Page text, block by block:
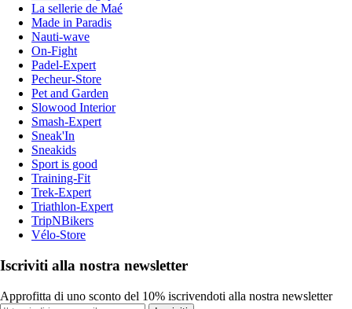
La sellerie de Maé
Made in Paradis
Nauti-wave
On-Fight
Padel-Expert
Pecheur-Store
Pet and Garden
Slowood Interior
Smash-Expert
Sneak'In
Sneakids
Sport is good
Training-Fit
Trek-Expert
Triathlon-Expert
TripNBikers
Vélo-Store
Iscriviti alla nostra newsletter
Approfitta di uno sconto del 10% iscrivendoti alla nostra newsletter